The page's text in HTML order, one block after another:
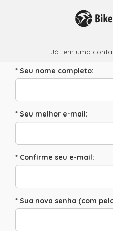
Já tem uma
* Seu nome completo:
* Seu melhor e-mail:
* Confirme seu e-mail:
* Sua nova senha (com